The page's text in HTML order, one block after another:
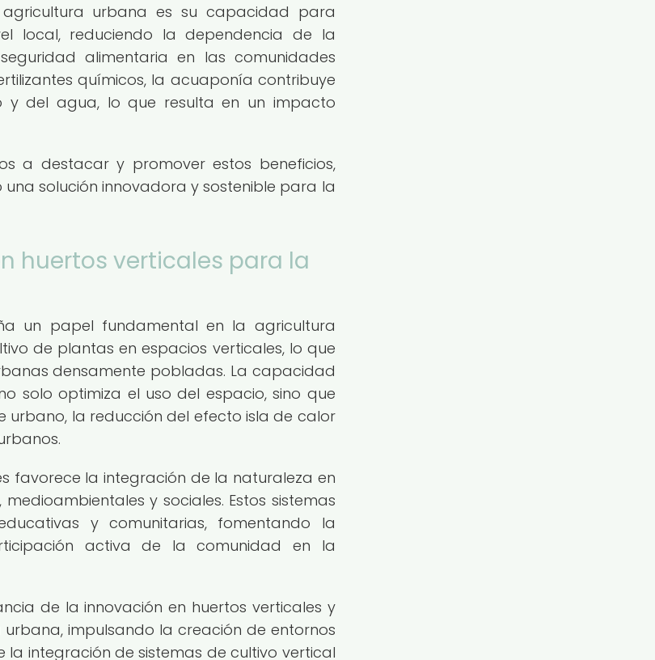
urbana es su capacidad para
local, reduciendo la dependencia de la
alimentaria en las comunidades
químicos, la acuaponía contribuye
y del agua, lo que resulta en un impacto
a destacar y promover estos beneficios,
solución innovadora y sostenible para la
huertos verticales para la
un papel fundamental en la agricultura
de plantas en espacios verticales, lo que
densamente pobladas. La capacidad
solo optimiza el uso del espacio, sino que
la reducción del efecto isla de calor
favorece la integración de la naturaleza en
y sociales. Estos sistemas
y comunitarias, fomentando la
activa de la comunidad en la
de la innovación en huertos verticales y
impulsando la creación de entornos
la integración de sistemas de cultivo vertical